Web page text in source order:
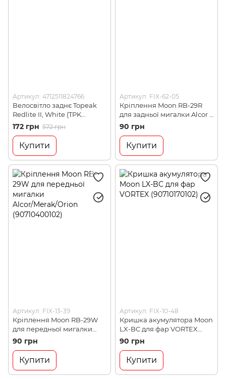
Артикул: 4712511824766
Велосвітло заднє Topeak
Redlite II, White (TPK
TMS035W)
172 грн 572 грн
Купити
Артикул: FIX-62-05
Кріплення Moon RB-29R
для задньої мигалки Alcor /
Merak / Orion (90710390102)
90 грн
Купити
Артикул: FIX-13-39
Кріплення Moon RB-29W
для передньої мигалки
Alcor/Merak/Orion
(90710400102)
90 грн
Купити
Артикул: FIX-10-48
Кришка акyмулятора Moon
LX-BC для фар VORTEX
(90710170102)
90 грн
Купити